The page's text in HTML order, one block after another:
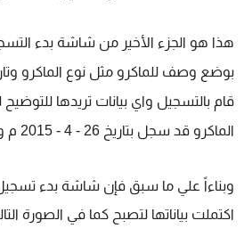
هذا هو الجزء الأخير من شاشة بدء
بوضع وصف للماكرو مثل نوع الماكرو
قام بالتسجيل واي بيانات تريدها
الماكرو قد سجل بتاريخ 26 - 4 - 2015 م وبواسطة حمادة عمر.
وبناءاً علي ما سبق فإن شاشة بدء
اكتملت بياناتها لتصبح كما في الصورة